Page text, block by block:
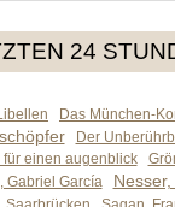
24
Das München-
Der
für einen augenblick
Gabriel García